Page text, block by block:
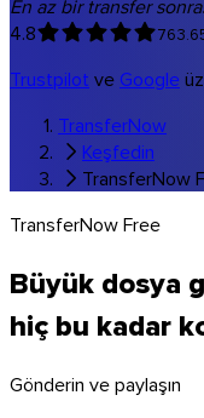
En az bir transfer
4.8
Trustpilot ve Google
TransferNow
Keşfedin
TransferNow
TransferNow Free
Büyük dosya
hiç bu kadar
Gönderin ve paylaşın